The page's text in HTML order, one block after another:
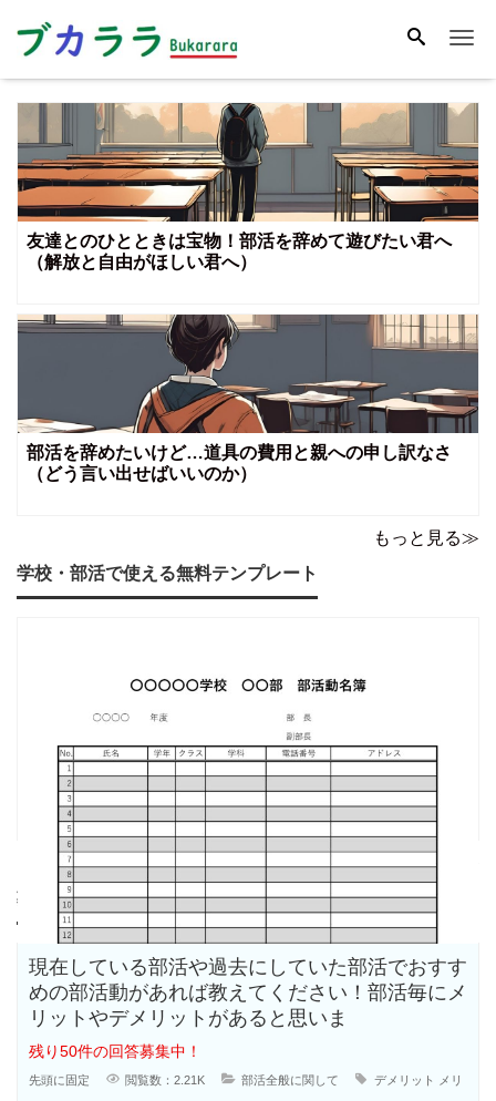
友達とのひとときは宝物！部活を辞めて遊びたい君へ
（解放と自由がほしい君へ）
部活を辞めたいけど…道具の費用と親への申し訳なさ
（どう言い出せばいいのか）
もっと見る≫
学校・部活で使える無料テンプレート
もっと見る≫
募集質問一覧
現在している部活や過去にしていた部活でおすす
めの部活動があれば教えてください！部活毎にメ
リットやデメリットがあると思いま
残り50件の回答募集中！
先頭に固定 閲覧数：2.21K 部活全般に関して デメリット メリ